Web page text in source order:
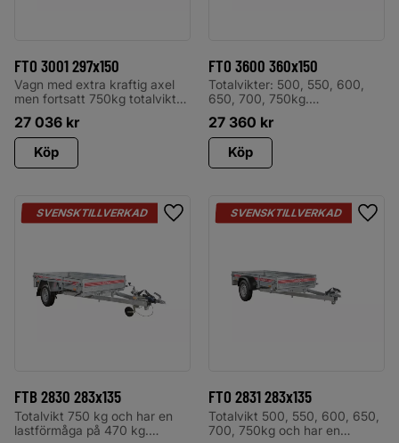
FTO 3001 297x150
Vagn med extra kraftig axel
men fortsatt 750kg totalvikt
och obromsad för dig som
ibland lastar lite mer än man
kanske ska
27 036 kr
Köp
FTO 3600 360x150
Totalvikter: 500, 550, 600,
650, 700, 750kg.
Lastförmåga: 255, 305, 355,
405,455,505 kg. Levereras
med odämpad tipp,
spiralkabel, stödhjul, invändiga
surrningsöglor CE-märkta,
bultsfälgar samt plastskärmar
27 360 kr
Köp
FTB 2830 283x135
Totalvikt 750 kg och har en
lastförmåga på 470 kg.
SVENSKTILLVERKAD
Lägg till i favoriter
FTO 2831 283x135
Totalvikt 500, 550, 600, 650,
700, 750kg och har en
SVENSKTILLVERKAD